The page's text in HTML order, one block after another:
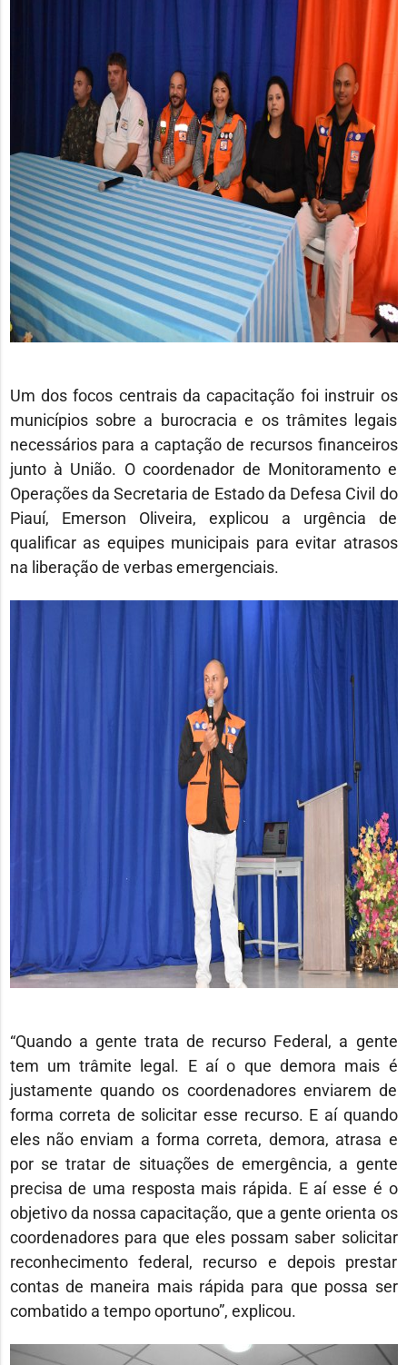
Um dos focos centrais da capacitação foi instruir os
municípios sobre a burocracia e os trâmites legais
necessários para a captação de recursos financeiros
junto à União. O coordenador de Monitoramento e
Operações da Secretaria de Estado da Defesa Civil do
Piauí, Emerson Oliveira, explicou a urgência de
qualificar as equipes municipais para evitar atrasos
na liberação de verbas emergenciais.
“Quando a gente trata de recurso Federal, a gente
tem um trâmite legal. E aí o que demora mais é
justamente quando os coordenadores enviarem de
forma correta de solicitar esse recurso. E aí quando
eles não enviam a forma correta, demora, atrasa e
por se tratar de situações de emergência, a gente
precisa de uma resposta mais rápida. E aí esse é o
objetivo da nossa capacitação, que a gente orienta os
coordenadores para que eles possam saber solicitar
reconhecimento federal, recurso e depois prestar
contas de maneira mais rápida para que possa ser
combatido a tempo oportuno”, explicou.